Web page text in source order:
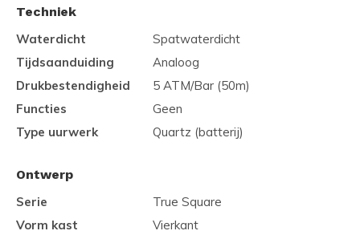
Techniek
Waterdicht
Spatwaterdicht
Tijdsaanduiding
Analoog
Drukbestendigheid
5 ATM/Bar (50m)
Functies
Geen
Type uurwerk
Quartz (batterij)
Ontwerp
Serie
True Square
Vorm kast
Vierkant